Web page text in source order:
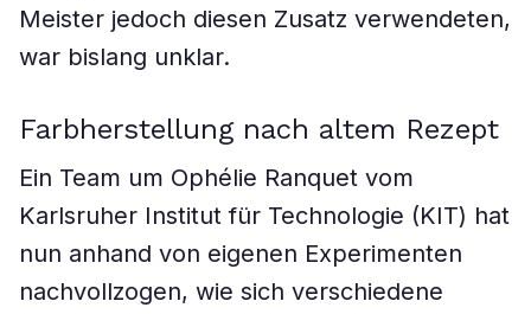
Meister jedoch diesen Zusatz verwendeten,
war bislang unklar.
Farbherstellung nach altem Rezept
Ein Team um Ophélie Ranquet vom
Karlsruher Institut für Technologie (KIT) hat
nun anhand von eigenen Experimenten
nachvollzogen, wie sich verschiedene